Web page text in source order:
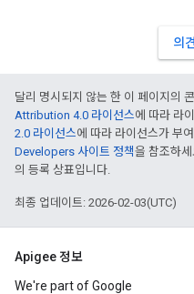
의
달리 명시되지 않는 한 이 페이지의
Attribution 4.0 라이선스에 따라 라
2.0 라이선스에 따라 라이선스가 부
Developers 사이트 정책을 참조하
의 등록 상표입니다.
최종 업데이트: 2026-02-03(UTC)
Apigee 정보
We're part of Google